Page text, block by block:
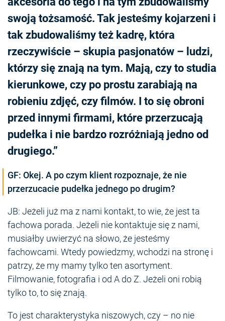
swoją tożsamość. Tak jesteśmy kojarzeni i
tak zbudowaliśmy też kadrę, która
rzeczywiście – skupia pasjonatów – ludzi,
którzy się znają na tym. Mają, czy to studia
kierunkowe, czy po prostu zarabiają na
robieniu zdjęć, czy filmów. I to się obroni
przed innymi firmami, które przerzucają
pudełka i nie bardzo rozróżniają jedno od
drugiego.”
GF: Okej. A po czym klient rozpoznaje, że nie
przerzucacie pudełka jednego po drugim?
JB: Jeżeli już ma z nami kontakt, to wie, że jest ta
fachowa porada. Jeżeli nie kontaktuje się z nami,
musiałby uwierzyć na słowo, że jesteśmy
fachowcami. Wtedy powiedzmy, wchodzi na stronę i
patrzy, że my mamy tylko ten asortyment.
Filmowanie, fotografia i od A do Z. Jeżeli oni robią
tylko to, to się znają.
To jest charakterystyka niszowych, czy – no nie